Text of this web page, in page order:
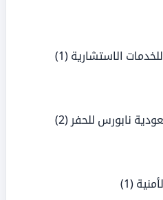
الاستشارية (1)
نابورس للحفر (2)
(1)